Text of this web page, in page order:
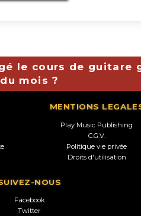
le cours de guitare
du mois ?
MENTIONS
Play Music Publishing
C.G.V.
Politique vie privée
Droits d'utilisation
NOUS
Facebook
Twitter